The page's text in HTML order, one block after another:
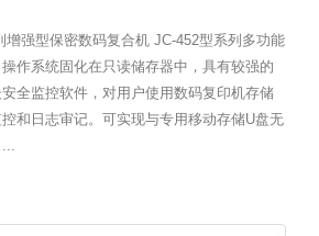
增强型保密数码复合机 JC-452型系列多功能
作系统固化在只读储存器中，具有较强的
全监控软件，对用户使用数码复印机存储
和日志审记。可实现与专用移动存储U盘无